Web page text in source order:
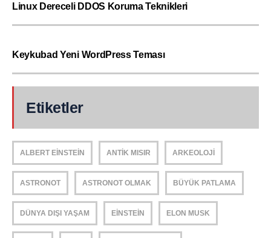
Linux Dereceli DDOS Koruma Teknikleri
Keykubad Yeni WordPress Teması
Etiketler
ALBERT EINSTEIN ANTIK MISIR ARKEOLOJI
ASTRONOT ASTRONOT OLMAK BÜYÜK PATLAMA
DÜNYA DIŞI YAŞAM EINSTEIN ELON MUSK